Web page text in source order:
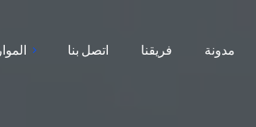
اتصل بنا فريقنا مدونة